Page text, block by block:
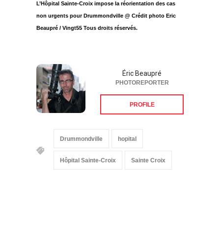
L’Hôpital Sainte-Croix impose la réorientation des cas
non urgents pour Drummondville @ Crédit photo Eric
Beaupré / Vingt55 Tous droits réservés.
Éric Beaupré
PHOTOREPORTER
PROFILE
Drummondville hopital
Hôpital Sainte-Croix Sainte Croix